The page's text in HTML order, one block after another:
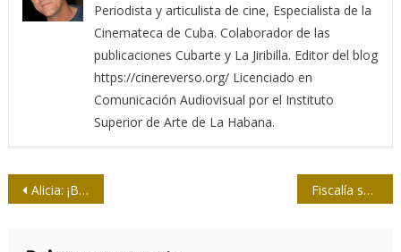
Periodista y articulista de cine, Especialista de la
Cinemateca de Cuba. Colaborador de las
publicaciones Cubarte y La Jiribilla. Editor del blog
https://cinereverso.org/ Licenciado en
Comunicación Audiovisual por el Instituto
Superior de Arte de La Habana.
Navegación
Alicia: ¡Bienvenida al sitial eterno de la Cubanidad! Fiscalía sueca cierra investigación preliminar contra Assange